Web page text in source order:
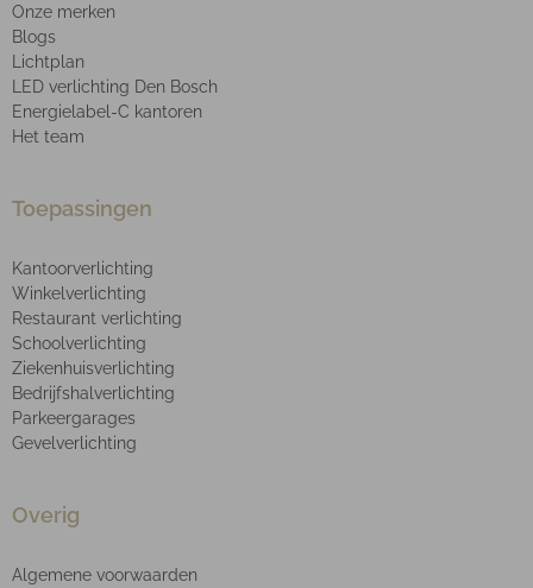
Onze merken
Blogs
Lichtplan
LED verlichting Den Bosch
Energielabel-C kantoren
Het team
Toepassingen
Kantoorverlichting
Winkelverlichting
Restaurant verlichting
Schoolverlichting
Ziekenhuisverlichting
Bedrijfshalverlichting
Parkeergarages
Gevelverlichting
Overig
Algemene voorwaarden